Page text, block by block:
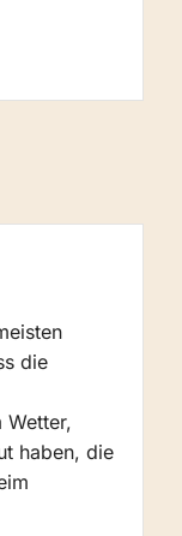
die
Wetter,
haben, die